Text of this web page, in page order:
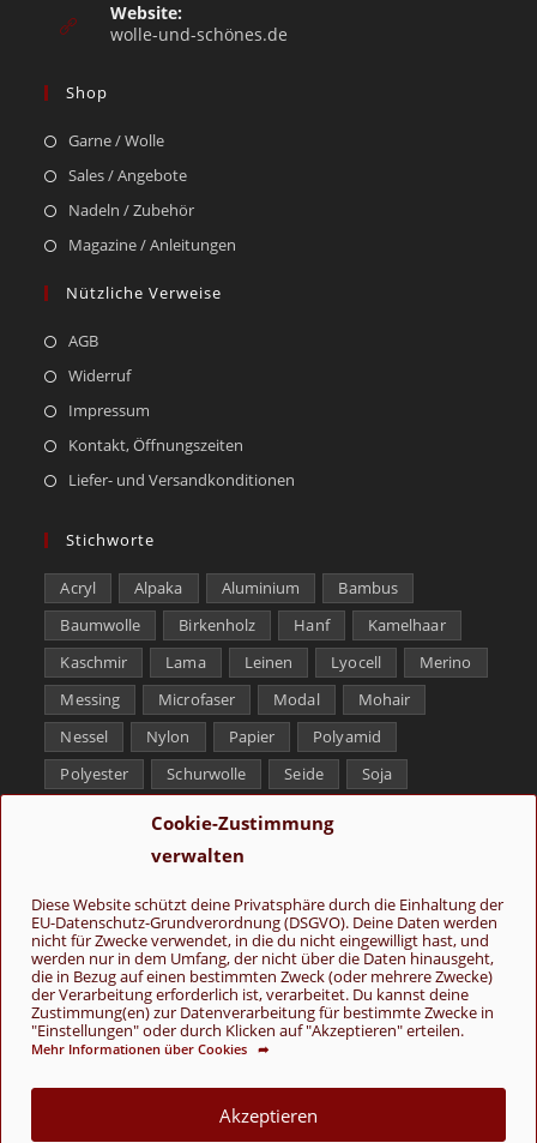
Cookie-Zustimmung
verwalten
Diese Website schützt deine Privatsphäre durch die Einhaltung der
EU-Datenschutz-Grundverordnung (DSGVO). Deine Daten werden
nicht für Zwecke verwendet, in die du nicht eingewilligt hast, und
werden nur in dem Umfang, der nicht über die Daten hinausgeht,
die in Bezug auf einen bestimmten Zweck (oder mehrere Zwecke)
der Verarbeitung erforderlich ist, verarbeitet. Du kannst deine
Zustimmung(en) zur Datenverarbeitung für bestimmte Zwecke in
"Einstellungen" oder durch Klicken auf "Akzeptieren" erteilen.
Mehr Informationen über Cookies ➦
Akzeptieren
Website:
wolle-und-schönes.de
Shop
Garne / Wolle
Sales / Angebote
Nadeln / Zubehör
Magazine / Anleitungen
Nützliche Verweise
AGB
Widerruf
Impressum
Kontakt, Öffnungszeiten
Liefer- und Versandkonditionen
Stichworte
Acryl Alpaka Aluminium
Bambus
Baumwolle
Birkenholz Hanf
Kamelhaar
Kaschmir
Lama Leinen Lyocell
Merino
Messing
Microfaser Modal
Mohair
Nessel
Nylon Papier
Polyamid
Polyester
Schurwolle Seide
Soja
Tencel
Yak
Folge uns